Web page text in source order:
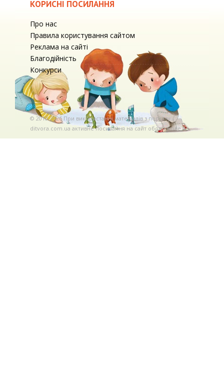
КОРИСНІ ПОСИЛАННЯ
Про нас
Правила користування сайтом
Реклама на сайті
Благодійність
Конкурси
© 2010-2026 При використаннi матерiалiв з порталу
ditvora.com.ua активне посилання на сайт обов'язкове. .